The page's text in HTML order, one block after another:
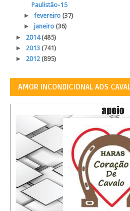
Paulistão-15
► fevereiro (37)
► janeiro (36)
► 2014(485)
► 2013 (741)
► 2012(895)
AMOR INCONDICIONAL AOS